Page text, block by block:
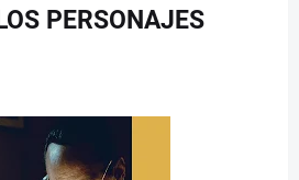
PERSONAJES